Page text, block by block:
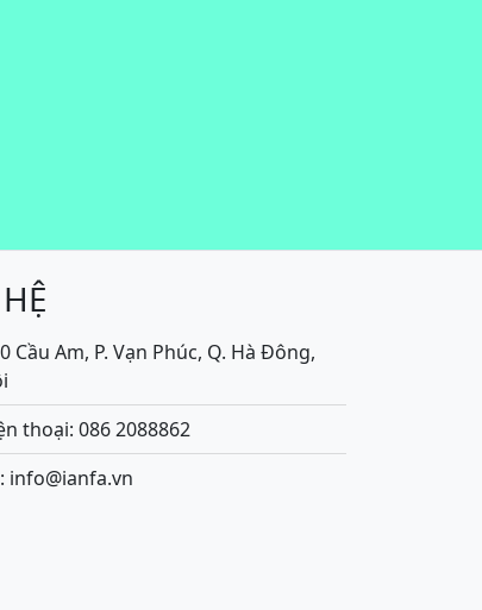
Cầu Am, P. Vạn Phúc, Q. Hà Đông,
thoại: 086 2088862
info@ianfa.vn